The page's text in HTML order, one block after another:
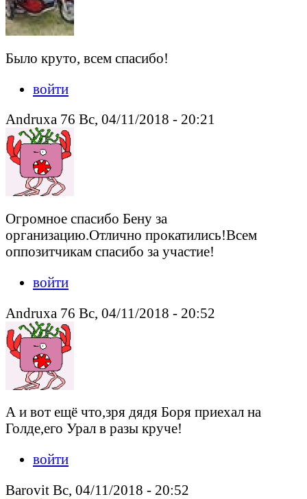
Было круто, всем спасибо!
войти
Andruxa 76 Вс, 04/11/2018 - 20:21
Огромное спасибо Бену за
организацию.Отлично прокатились!Всем
оппозитчикам спасибо за участие!
войти
Andruxa 76 Вс, 04/11/2018 - 20:52
А и вот ещё что,зря дядя Боря приехал на
Голде,его Урал в разы круче!
войти
Barovit Вс, 04/11/2018 - 20:52